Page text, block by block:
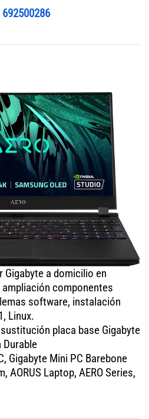
692500286
Gigabyte a domicilio en
componentes
software, instalación
Linux.
placa base Gigabyte
Durable
Gigabyte Mini PC Barebone
AORUS Laptop, AERO Series,